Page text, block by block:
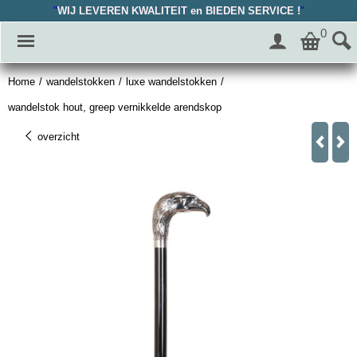
"WIJ LEVEREN KWALITEIT en BIEDEN SERVICE !"
0
Home / wandelstokken / luxe wandelstokken /
wandelstok hout, greep vernikkelde arendskop
overzicht